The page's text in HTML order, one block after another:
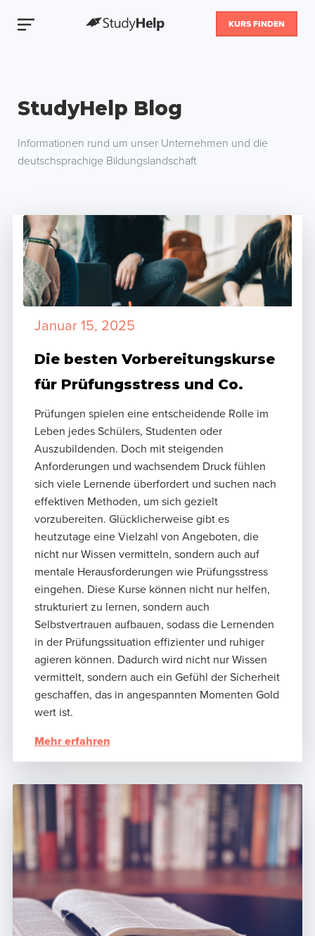
KURS FINDEN
StudyHelp Blog
Informationen rund um unser Unternehmen und die
deutschsprachige Bildungslandschaft
Januar 15, 2025
Die besten Vorbereitungskurse
für Prüfungsstress und Co.
Prüfungen spielen eine entscheidende Rolle im
Leben jedes Schülers, Studenten oder
Auszubildenden. Doch mit steigenden
Anforderungen und wachsendem Druck fühlen
sich viele Lernende überfordert und suchen nach
effektiven Methoden, um sich gezielt
vorzubereiten. Glücklicherweise gibt es
heutzutage eine Vielzahl von Angeboten, die
nicht nur Wissen vermitteln, sondern auch auf
mentale Herausforderungen wie Prüfungsstress
eingehen. Diese Kurse können nicht nur helfen,
strukturiert zu lernen, sondern auch
Selbstvertrauen aufbauen, sodass die Lernenden
in der Prüfungssituation effizienter und ruhiger
agieren können. Dadurch wird nicht nur Wissen
vermittelt, sondern auch ein Gefühl der Sicherheit
geschaffen, das in angespannten Momenten Gold
wert ist.
Mehr erfahren